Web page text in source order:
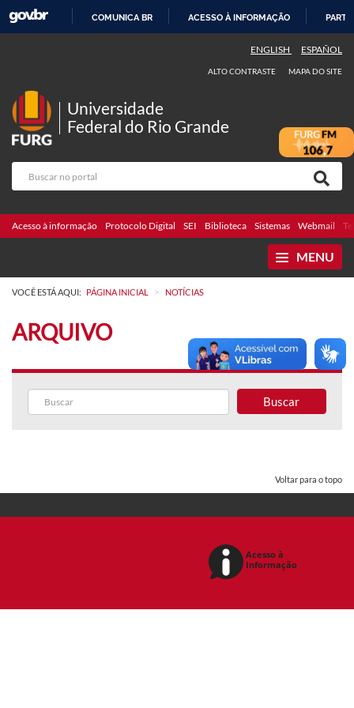
COMUNICA BR ACESSO À INFORMAÇÃO
ENGLISH ESPAÑOL
ALTO CONTRASTE MAPA DO SITE
Universidade
Federal do Rio Grande
Acesso à informação Protocolo Digital SEI Biblioteca Sistemas Webmail
MENU
VOCÊ ESTÁ AQUI: PÁGINA INICIAL > NOTÍCIAS
ARQUIVO
Buscar
Voltar para o topo